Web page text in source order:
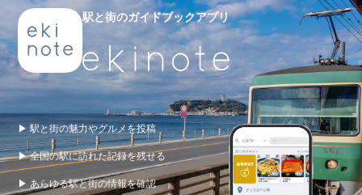
駅と街のガイドブックアプリ
▶ 駅と街の魅力やグルメを投稿
▶ 全国の駅に訪れた記録を残せる
▶ あらゆる駅と街の情報を確認